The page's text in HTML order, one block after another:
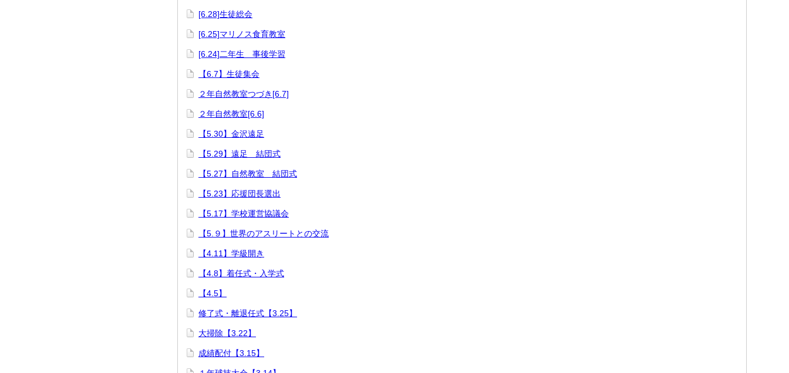
[6.28]生徒総会
[6.25]マリノス食育教室
[6.24]二年生 事後学習
【6.7】生徒集会
２年自然教室つづき[6.7]
２年自然教室[6.6]
【5.30】金沢遠足
【5.29】遠足 結団式
【5.27】自然教室 結団式
【5.23】応援団長選出
【5.17】学校運営協議会
【5.９】世界のアスリートとの交流
【4.11】学級開き
【4.8】着任式・入学式
【4.5】
修了式・離退任式【3.25】
大掃除【3.22】
成績配付【3.15】